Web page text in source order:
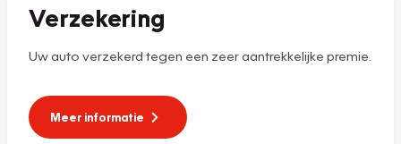
Verzekering
Uw auto verzekerd tegen een zeer aantrekkelijke premie.
Meer informatie